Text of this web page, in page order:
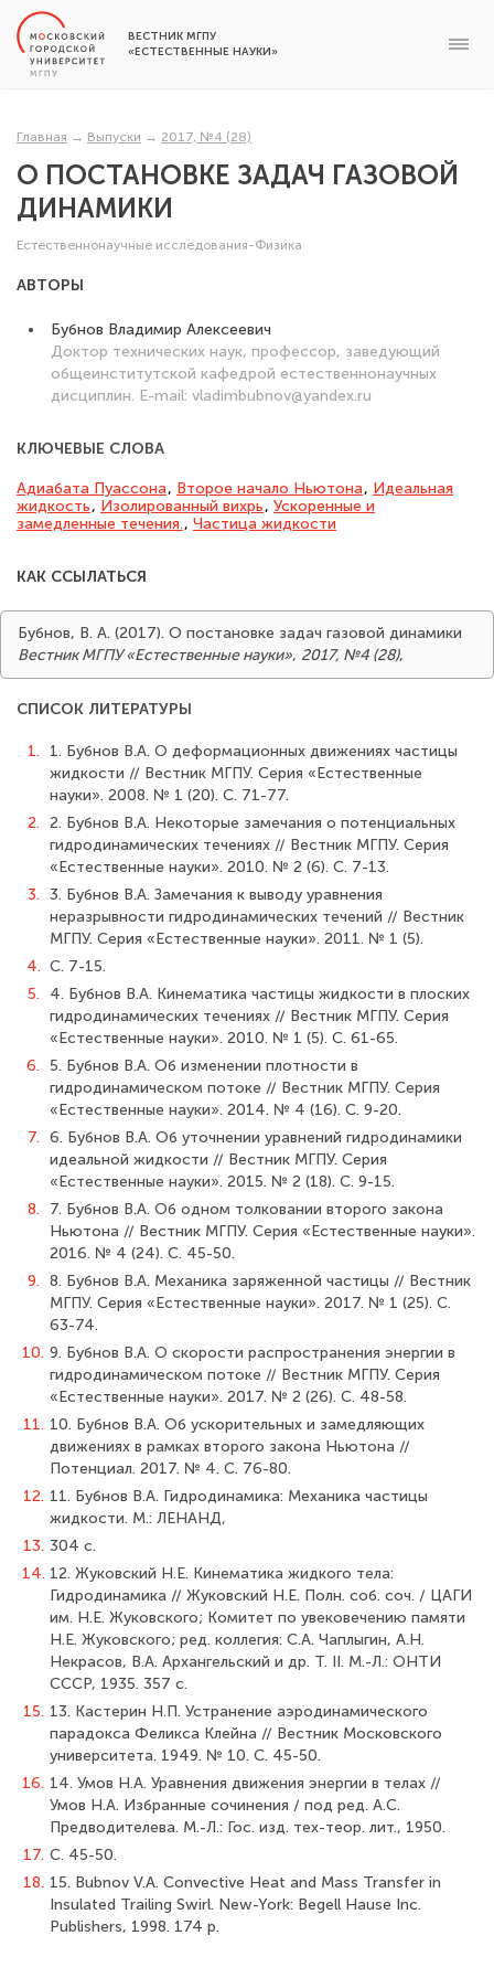
ВЕСТНИК МГПУ
«ЕСТЕСТВЕННЫЕ НАУКИ»
Главная → Выпуски → 2017, №4 (28)
О ПОСТАНОВКЕ ЗАДАЧ ГАЗОВОЙ
ДИНАМИКИ
Естественнонаучные исследования-Физика
АВТОРЫ
Бубнов Владимир Алексеевич
Доктор технических наук, профессор, заведующий
общеинститутской кафедрой естественнонаучных
дисциплин. E-mail: vladimbubnov@yandex.ru
КЛЮЧЕВЫЕ СЛОВА
Адиабата Пуассона, Второе начало Ньютона, Идеальная
жидкость, Изолированный вихрь, Ускоренные и
замедленные течения., Частица жидкости
КАК ССЫЛАТЬСЯ
Бубнов, В. А. (2017). О постановке задач газовой динамики
Вестник МГПУ «Естественные науки», 2017, №4 (28),
СПИСОК ЛИТЕРАТУРЫ
1.
1. Бубнов В.А. О деформационных движениях частицы
жидкости // Вестник МГПУ. Серия «Естественные
науки». 2008. № 1 (20). C. 71-77.
2. 2. Бубнов В.А. Некоторые замечания о потенциальных
гидродинамических течениях // Вестник МГПУ. Серия
«Естественные науки». 2010. № 2 (6). C. 7-13.
3. 3. Бубнов В.А. Замечания к выводу уравнения
неразрывности гидродина­мических течений // Вестник
МГПУ. Серия «Естественные науки». 2011. № 1 (5).
4. C. 7-15.
5.
4. Бубнов В.А. Кинематика частицы жидкости в плоских
гидродинамиче­ских течениях // Вестник МГПУ. Серия
«Естественные науки». 2010. № 1 (5). C. 61-65.
6. 5. Бубнов В.А. Об изменении плотности в
гидродинамическом потоке // Вестник МГПУ. Серия
«Естественные науки». 2014. № 4 (16). C. 9-20.
7. 6. Бубнов В.А. Об уточнении уравнений гидродинамики
идеальной жидкости // Вестник МГПУ. Серия
«Естественные науки». 2015. № 2 (18). C. 9-15.
8.
7. Бубнов В.А. Об одном толковании второго закона
Ньютона // Вестник МГПУ. Серия «Естественные науки».
2016. № 4 (24). C. 45-50.
9. 8. Бубнов В.А. Механика заряженной частицы // Вестник
МГПУ. Серия «Естествен­ные науки». 2017. № 1 (25). C.
63-74.
10. 9. Бубнов В.А. О скорости распространения энергии в
гидродинамическом потоке // Вестник МГПУ. Серия
«Естественные науки». 2017. № 2 (26). C. 48-58.
11. 10. Бубнов В.А. Об ускорительных и замедляющих
движениях в рамках второго закона Ньютона //
Потенциал. 2017. № 4. C. 76-80.
12. 11. Бубнов В.А. Гидродинамика: Механика частицы
жидкости. М.: ЛЕНАНД,
13. 304 с.
14. 12. Жуковский Н.Е. Кинематика жидкого тела:
Гидродинамика // Жуковский Н.Е. Полн. соб. соч. / ЦАГИ
им. Н.Е. Жуковского; Комитет по увековечению памяти
Н.Е. Жуковского; ред. коллегия: С.А. Чаплыгин, А.Н.
Некрасов, В.А. Архангельский и др. Т. II. М.-Л.: ОНТИ
СССР, 1935. 357 с.
15. 13. Кастерин Н.П. Устранение аэродинамического
парадокса Феликса Клейна // Вестник Московского
университета. 1949. № 10. C. 45-50.
16. 14. Умов Н.А. Уравнения движения энергии в телах //
Умов Н.А. Избранные сочинения / под ред. А.С.
Предводителева. М.-Л.: Гос. изд. тех-теор. лит., 1950.
17. С. 45-50.
18. 15. Bubnov V.A. Convective Heat and Mass Transfer in
Insulated Trailing Swirl. New-York: Begell Hause Inc.
Publishers, 1998. 174 p.